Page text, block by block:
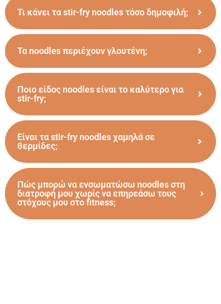
Τι κάνει τα stir-fry noodles τόσο δημοφιλή;
Τα noodles περιέχουν γλουτένη;
Ποιο είδος noodles είναι το καλύτερο για
stir-fry;
Είναι τα stir-fry noodles χαμηλά σε
θερμίδες;
Πώς μπορώ να ενσωματώσω noodles στη
διατροφή μου χωρίς να επηρεάσω τους
στόχους μου στο fitness;